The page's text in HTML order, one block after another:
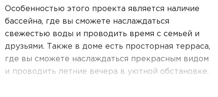
Особенностью этого проекта является наличие
бассейна, где вы сможете наслаждаться
свежестью воды и проводить время с семьей и
друзьями. Также в доме есть просторная терраса,
где вы сможете наслаждаться прекрасным видом
и проводить летние вечера в уютной обстановке.